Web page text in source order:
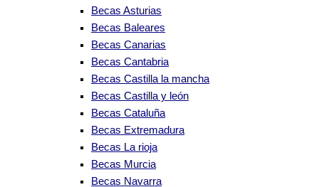
Becas Asturias
Becas Baleares
Becas Canarias
Becas Cantabria
Becas Castilla la mancha
Becas Castilla y león
Becas Cataluña
Becas Extremadura
Becas La rioja
Becas Murcia
Becas Navarra